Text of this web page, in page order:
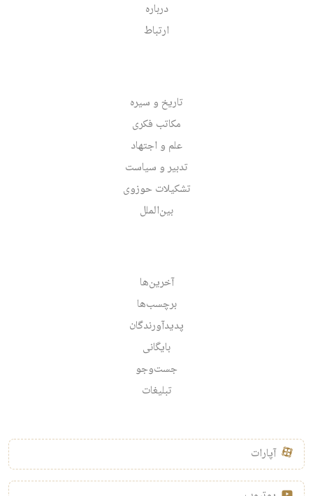
درباره
ارتباط
تاریخ و سیره
مکاتب فکری
علم و اجتهاد
تدبیر و سیاست
تشکیلات حوزوی
بین‌الملل
آخرین‌ها
برچسب‌ها
پدیدآورندگان
بایگانی
جست‌وجو
تبلیغات
آپارات